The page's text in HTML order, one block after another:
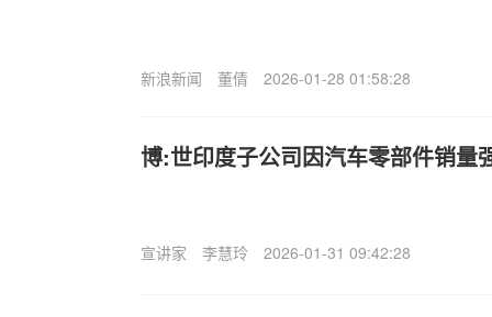
新浪新闻 董倩 2026-01-28 01:58:28
博:世印度子公司因汽车零部件销量
宣讲家 李慧玲 2026-01-31 09:42:28